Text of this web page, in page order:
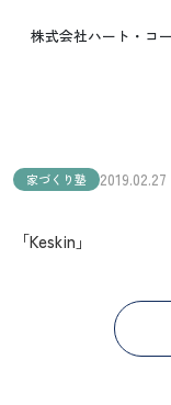
株式会社ハート・コ
家づくり塾 2019.02.27
「Keskin」